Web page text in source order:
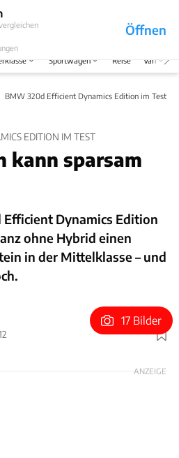
Öffnen
Abo
Menü
Sportwagen Reise Van
BMW 320d Efficient Dynamics Edition im Test
EDITION IM TEST
kann sparsam
Efficient Dynamics Edition
ohne Hybrid einen
in der Mittelklasse – und
Foto: Hans-Dieter Seufert
17 Bilder
ANZEIGE